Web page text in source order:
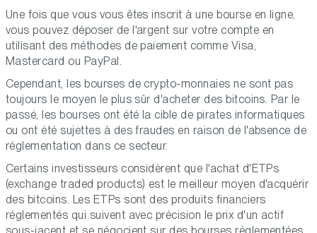
Une fois que vous vous êtes inscrit à une bourse en ligne,
vous pouvez déposer de l'argent sur votre compte en
utilisant des méthodes de paiement comme Visa,
Mastercard ou PayPal.
Cependant, les bourses de crypto-monnaies ne sont pas
toujours le moyen le plus sûr d'acheter des bitcoins. Par le
passé, les bourses ont été la cible de pirates informatiques
ou ont été sujettes à des fraudes en raison de l'absence de
réglementation dans ce secteur.
Certains investisseurs considèrent que l'achat d'ETPs
(exchange traded products) est le meilleur moyen d'acquérir
des bitcoins. Les ETPs sont des produits financiers
réglementés qui suivent avec précision le prix d'un actif